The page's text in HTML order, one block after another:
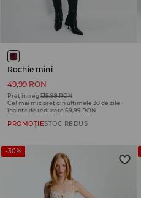
Rochie mini
49,99 RON
Preț întreg139,99 RON
Cel mai mic preț din ultimele 30 de zile
înainte de reducere 69,99 RON
PROMOȚIESTOC REDUS
-30%